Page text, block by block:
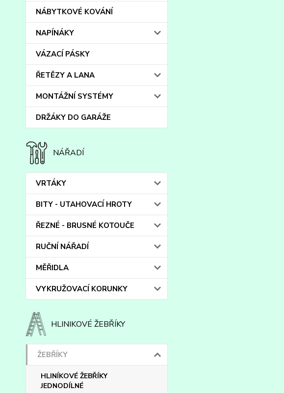
NÁBYTKOVÉ KOVÁNÍ
NAPÍNÁKY
VÁZACÍ PÁSKY
ŘETĚZY A LANA
MONTÁŽNÍ SYSTÉMY
DRŽÁKY DO GARÁŽE
NÁŘADÍ
VRTÁKY
BITY - UTAHOVACÍ HROTY
ŘEZNÉ - BRUSNÉ KOTOUČE
RUČNÍ NÁŘADÍ
MĚŘIDLA
VYKRUŽOVACÍ KORUNKY
HLINIKOVÉ ŽEBŘÍKY
ŽEBŘÍKY
HLINÍKOVÉ ŽEBŘÍKY
JEDNODÍLNÉ